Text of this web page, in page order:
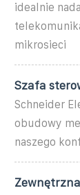
idealnie
mikrosieci
Szafa
Schneider
obudowy
naszego